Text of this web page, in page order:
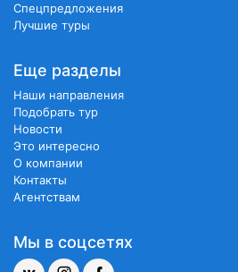
Спецпредложения
Лучшие туры
Еще разделы
Наши направления
Подобрать тур
Новости
Это интересно
О компании
Контакты
Агентствам
Мы в соцсетях